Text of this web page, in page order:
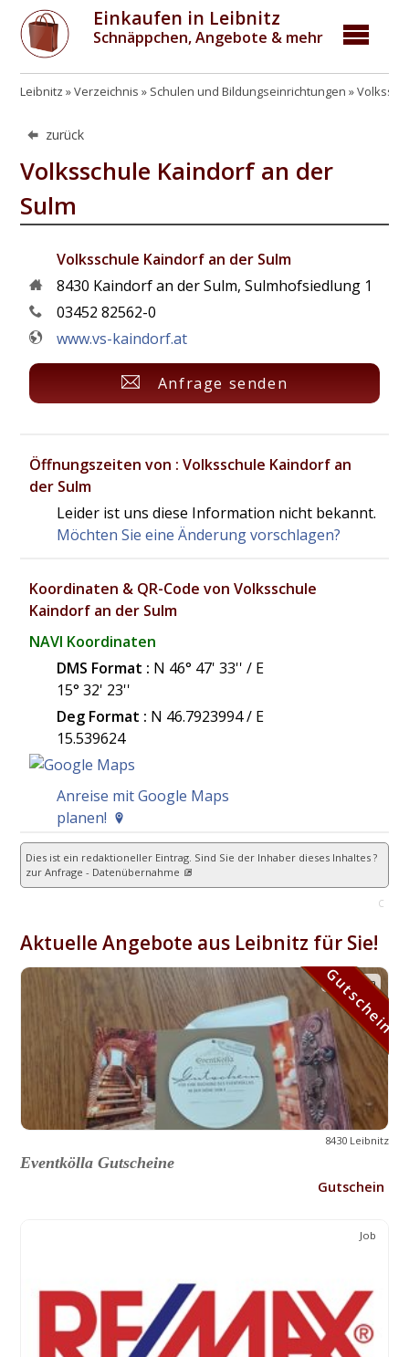
Einkaufen in Leibnitz
Schnäppchen, Angebote & mehr
Leibnitz Verzeichnis Schulen und Bildungseinrichtungen
zurück
Volksschule Kaindorf an der
Sulm
Volksschule Kaindorf an der Sulm
8430 Kaindorf an der Sulm,Sulmhofsiedlung 1
03452 82562-0
www.vs-kaindorf.at
Anfrage senden
Öffnungszeiten von : Volksschule Kaindorf an
der Sulm
Leider ist uns diese Information nicht bekannt.
Möchten Sie eine Änderung vorschlagen?
Koordinaten & QR-Code von Volksschule
Kaindorf an der Sulm
NAVI Koordinaten
DMS Format : N 46° 47' 33'' / E
15° 32' 23''
Deg Format : N 46.7923994/ E
15.539624
Anreise mit Google Maps
planen!
Dies ist ein redaktioneller Eintrag. Sind Sie der Inhaber dieses Inhaltes ?
zur Anfrage - Datenübernahme
C
Aktuelle Angebote aus Leibnitz für Sie!
Gutschein
8430 Leibnitz
Eventkölla Gutscheine
Gutschein
Gutschein
Job